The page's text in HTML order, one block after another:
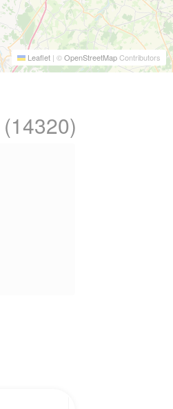
Leaflet | ©OpenStreetMapContributors